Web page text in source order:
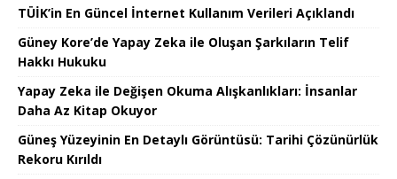
TÜİK’in En Güncel İnternet Kullanım Verileri Açıklandı
Güney Kore’de Yapay Zeka ile Oluşan Şarkıların Telif
Hakkı Hukuku
Yapay Zeka ile Değişen Okuma Alışkanlıkları: İnsanlar
Daha Az Kitap Okuyor
Güneş Yüzeyinin En Detaylı Görüntüsü: Tarihi Çözünürlük
Rekoru Kırıldı